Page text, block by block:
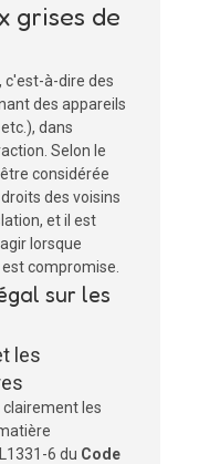
grises de
c'est-à-dire des
des appareils
dans
Selon le
considérée
des voisins
et il est
lorsque
compromise.
sur les
les
les
6 du Code